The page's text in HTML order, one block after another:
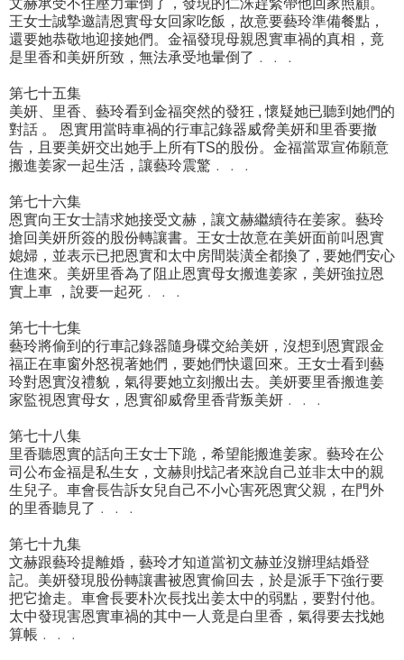
文赫承受不住壓力暈倒了，發現的仁洙趕緊帶他回家照顧。
王女士誠摯邀請恩實母女回家吃飯，故意要藝玲準備餐點，
還要她恭敬地迎接她們。金福發現母親恩實車禍的真相，竟
是里香和美妍所致，無法承受地暈倒了﹒﹒﹒
第七十五集
美妍、里香、藝玲看到金福突然的發狂 , 懷疑她已聽到她們的
對話 。 恩實用當時車禍的行車記錄器威脅美妍和里香要撤
告，且要美妍交出她手上所有TS的股份。金福當眾宣佈願意
搬進姜家一起生活，讓藝玲震驚﹒﹒﹒
第七十六集
恩實向王女士請求她接受文赫，讓文赫繼續待在姜家。藝玲
搶回美妍所簽的股份轉讓書。王女士故意在美妍面前叫恩實
媳婦，並表示已把恩實和太中房間裝潢全都換了 , 要她們安心
住進來。美妍里香為了阻止恩實母女搬進姜家，美妍強拉恩
實上車 ，說要一起死﹒﹒﹒
第七十七集
藝玲將偷到的行車記錄器隨身碟交給美妍，沒想到恩實跟金
福正在車窗外怒視著她們，要她們快還回來。王女士看到藝
玲對恩實沒禮貌，氣得要她立刻搬出去。美妍要里香搬進姜
家監視恩實母女，恩實卻威脅里香背叛美妍﹒﹒﹒
第七十八集
里香聽恩實的話向王女士下跪，希望能搬進姜家。藝玲在公
司公布金福是私生女，文赫則找記者來說自己並非太中的親
生兒子。車會長告訴女兒自己不小心害死恩實父親，在門外
的里香聽見了﹒﹒﹒
第七十九集
文赫跟藝玲提離婚，藝玲才知道當初文赫並沒辦理結婚登
記。美妍發現股份轉讓書被恩實偷回去，於是派手下強行要
把它搶走。車會長要朴次長找出姜太中的弱點，要對付他。
太中發現害恩實車禍的其中一人竟是白里香，氣得要去找她
算帳﹒﹒﹒